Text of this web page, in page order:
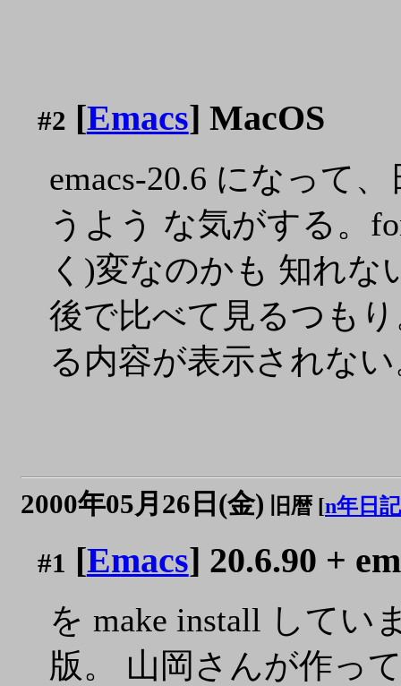
#2 [Emacs] MacOS
emacs-20.6 になって
うよう な気がする。
く)変なのかも 知れな
後で比べて見るつも
る内容が表示されな
2000年05月26日(金) 旧暦 [n年日記
#1 [Emacs] 20.6.90 +
を make install してい
版。 山岡さんが作っ